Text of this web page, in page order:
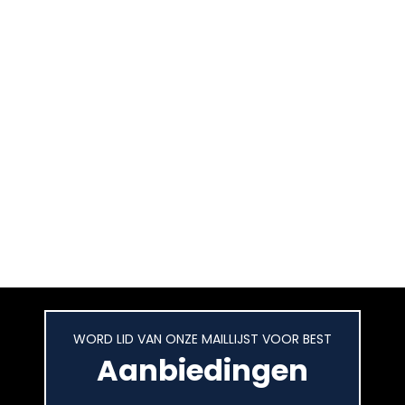
WORD LID VAN ONZE MAILLIJST VOOR BEST
Aanbiedingen